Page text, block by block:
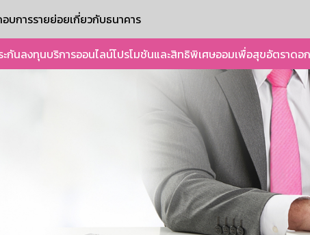
บการรายย่อยเกี่ยวกับธนาคาร
ะกันลงทุนบริการออนไลน์โปรโมชันและสิทธิพิเศษออมเพื่อสุขอัตราดอ